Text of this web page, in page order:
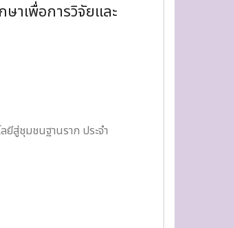
าเพื่อการวิจัยและ
ยีสู่ชุมชนฐานราก ประจำ